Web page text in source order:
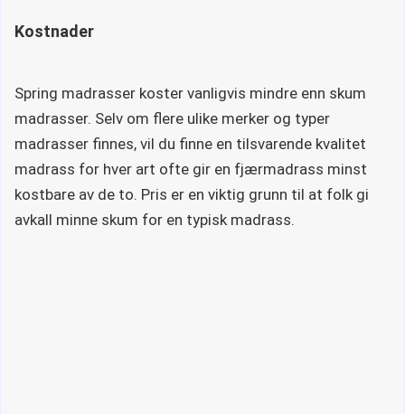
Kostnader
Spring madrasser koster vanligvis mindre enn skum
madrasser. Selv om flere ulike merker og typer
madrasser finnes, vil du finne en tilsvarende kvalitet
madrass for hver art ofte gir en fjærmadrass minst
kostbare av de to. Pris er en viktig grunn til at folk gi
avkall minne skum for en typisk madrass.